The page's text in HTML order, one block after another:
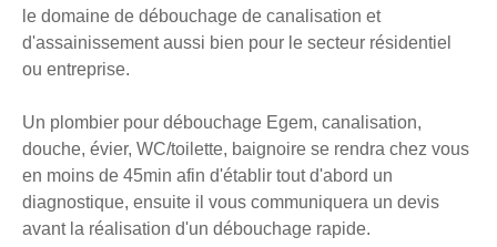
le domaine de débouchage de canalisation et
d'assainissement aussi bien pour le secteur résidentiel
ou entreprise.
Un plombier pour débouchage Egem, canalisation,
douche, évier, WC/toilette, baignoire se rendra chez vous
en moins de 45min afin d'établir tout d'abord un
diagnostique, ensuite il vous communiquera un devis
avant la réalisation d'un débouchage rapide.